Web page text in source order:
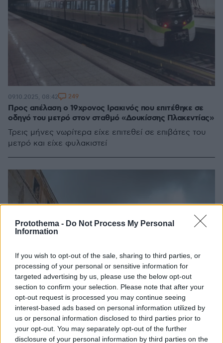
Protothema - Do Not Process My Personal
Information
If you wish to opt-out of the sale, sharing to third parties, or
processing of your personal or sensitive information for
targeted advertising by us, please use the below opt-out
section to confirm your selection. Please note that after your
opt-out request is processed you may continue seeing
interest-based ads based on personal information utilized by
us or personal information disclosed to third parties prior to
your opt-out. You may separately opt-out of the further
disclosure of your personal information by third parties on the
Προς απέλαση ο 19χρονος Ιρακινός που επιτέθηκε σε
οδηγό του μετρό στον σταθμό «Δουκίσσης Πλακεντίας»
Τρεις μήνες νωρίτερα είχε επιτεθεί σε επιβάτες του
μετρό και είχε φυλακιστεί
09.10.2025, 08:42 249